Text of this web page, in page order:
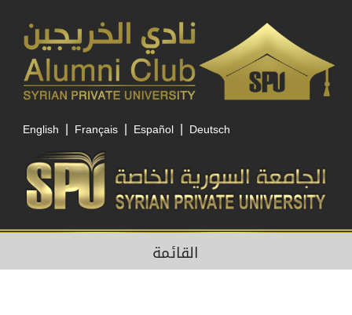
English | Français | Español | Deutsch
القائمة